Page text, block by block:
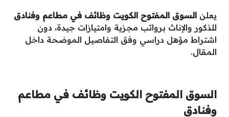
يعلن السوق المفتوح الكويت وظائف في مطاعم وفنادق
للذكور والإناث برواتب مجزية وامتيازات جيدة، دون
اشتراط مؤهل دراسي وفق التفاصيل الموضحة داخل
المقال.
السوق المفتوح الكويت وظائف في مطاعم
وفنادق